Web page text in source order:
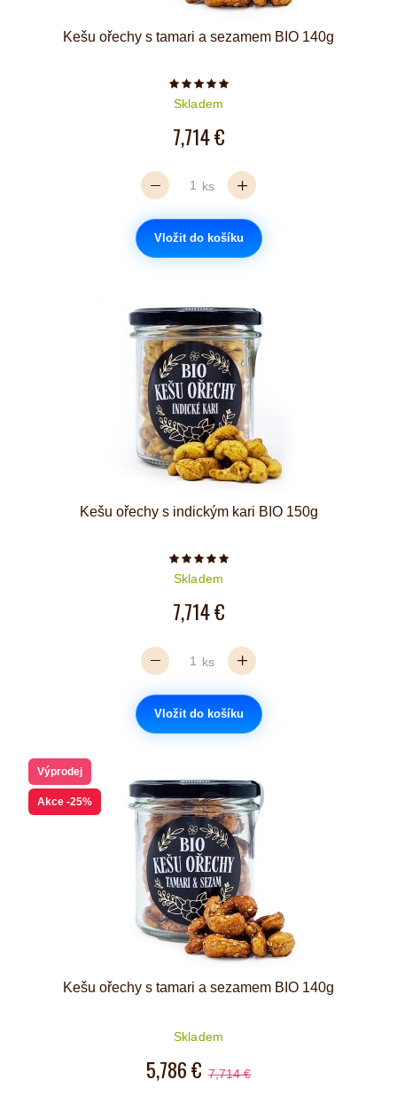
Kešu ořechy s tamari a sezamem BIO 140g
Počet hvězdiček je 5 z 5
Skladem
7,714 €
ks
Vložit do košíku
Kešu ořechy s indickým kari BIO 150g
Počet hvězdiček je 5 z 5
Skladem
7,714 €
ks
Vložit do košíku
Výprodej
Akce -25%
Kešu ořechy s tamari a sezamem BIO 140g
Skladem
5,786 € 7,714 €